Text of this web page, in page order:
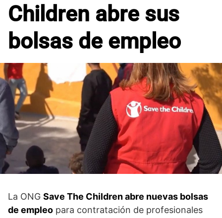
Children abre sus
bolsas de empleo
La ONG Save The Children abre nuevas bolsas
de empleo para contratación de profesionales